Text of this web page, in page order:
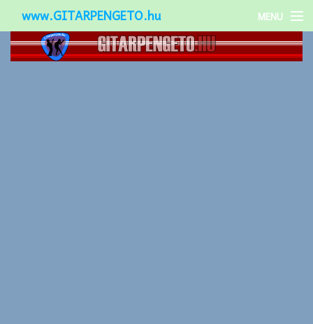
www.GITARPENGETO.hu MENU
Népszerű-